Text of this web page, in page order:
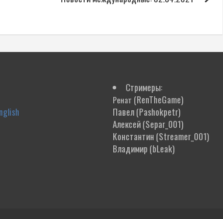
Стримеры:
Ренат (RenTheGame)
Павел(Pashokpetr)
Алексей(Separ_001)
Константин (Streamer_001)
Владимир (bLeak)